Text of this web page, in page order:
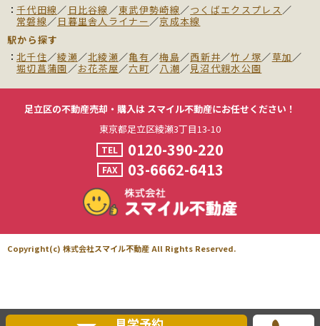
千代田線／ 日比谷線／東武伊勢崎線／つくばエクスプレス／
常磐線／日暮里舎人ライナー／京成本線
駅から探す
北千住／綾瀬／北綾瀬／亀有／梅島／西新井／竹ノ塚／草加／
堀切菖蒲園／お花茶屋／六町／八潮／見沼代親水公園
足立区の不動産売却・購入は スマイル不動産にお任せください！
東京都足立区綾瀬3丁目13-10
TEL 0120-390-220
FAX 03-6662-6413
Copyright(c) 株式会社スマイル不動産 All Rights Reserved.